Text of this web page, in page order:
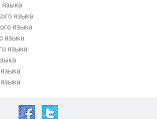
языка
языка
языка
языка
языка